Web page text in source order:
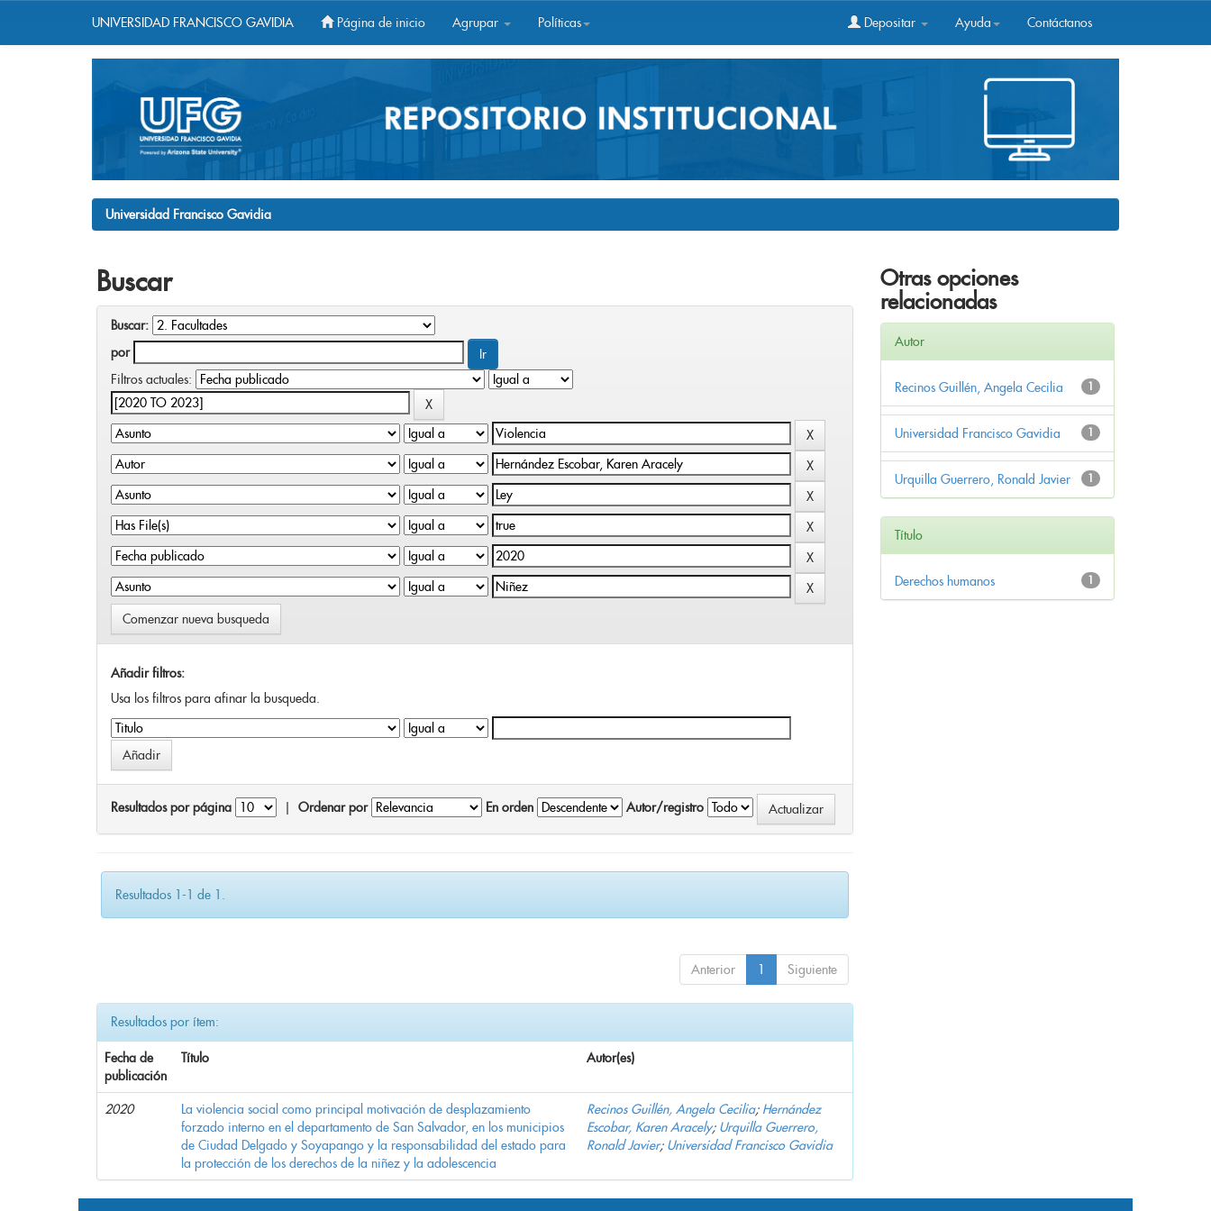
UNIVERSIDAD FRANCISCO GAVIDIA Página de inicio Agrupar Políticas Depositar Ayuda Contáctanos
Universidad Francisco Gavidia
Buscar
Buscar:
por
Filtros actuales:
Comenzar nueva busqueda
Añadir filtros:
Usa los filtros para afinar la busqueda.
Resultados por página Ordenar por En orden Autor/registro
Resultados 1-1 de 1.
Anterior 1 Siguiente
Resultados por ítem:
Fecha de
publicación
Título Autor(es)
2020
La violencia social como principal motivación de desplazamiento
forzado interno en el departamento de San Salvador, en los municipios
de Ciudad Delgado y Soyapango y la responsabilidad del estado para
la protección de los derechos de la niñez y la adolescencia
Recinos Guillén, Angela Cecilia; Hernández
Escobar, Karen Aracely; Urquilla Guerrero,
Ronald Javier; Universidad Francisco Gavidia
Otras opciones
relacionadas
Autor
1
Recinos Guillén, Angela Cecilia
1
Universidad Francisco Gavidia
1
Urquilla Guerrero, Ronald Javier
Título
1
Derechos humanos